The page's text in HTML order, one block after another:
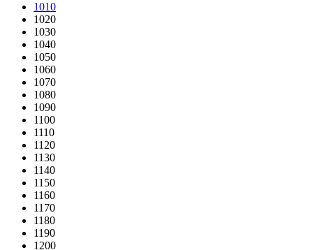
1010
1020
1030
1040
1050
1060
1070
1080
1090
1100
1110
1120
1130
1140
1150
1160
1170
1180
1190
1200